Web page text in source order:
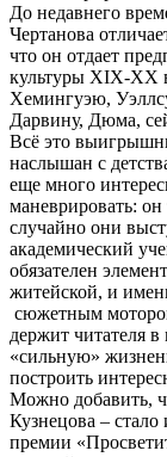
До недавнего
Чертанова
что он отдает
культуры XIX-ХХ
Хемингуэю,
Дарвину, Дюма,
Всё это
наслышан с
еще много
маневрировать:
случайно они
академический
обязателен
житейской, и
сюжетным
держит читателя
«сильную»
построить
Можно добавить,
Кузнецова –
премии